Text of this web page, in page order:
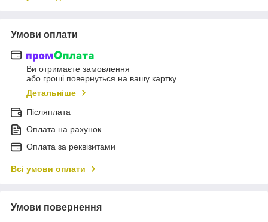
Умови оплати
Ви отримаєте замовлення
або гроші повернуться на вашу картку
Детальніше
Післяплата
Оплата на рахунок
Оплата за реквізитами
Всі умови оплати
Умови повернення